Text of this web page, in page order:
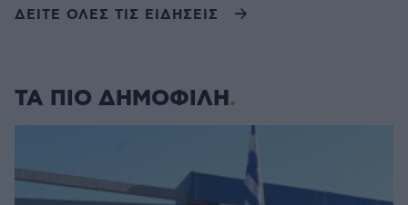
ΔΕΙΤΕ ΟΛΕΣ ΤΙΣ ΕΙΔΗΣΕΙΣ
ΤΑ ΠΙΟ ΔΗΜΟΦΙΛΗ